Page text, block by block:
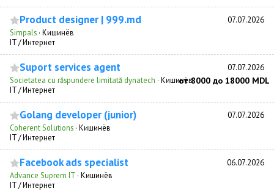
Product designer | 999.md 07.07.2026
Simpals · Кишинёв
IT / Интернет
Suport services agent 07.07.2026
Societatea cu răspundere limitată dynatech · Кишинёвот 8000 до 18000 MDL
IT / Интернет
Golang developer (junior) 07.07.2026
Coherent Solutions · Кишинёв
IT / Интернет
Facebook ads specialist 06.07.2026
Advance Suprem IT · Кишинёв
IT / Интернет